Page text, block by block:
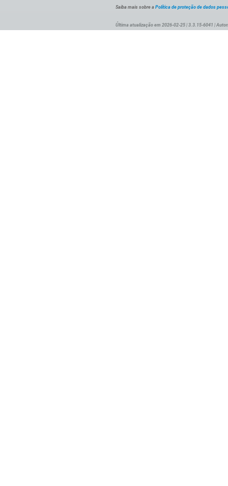
Saiba mais sobre a Política de proteção de dados
Última atualização em 2026-02-25 | 3.3.15-6041 |